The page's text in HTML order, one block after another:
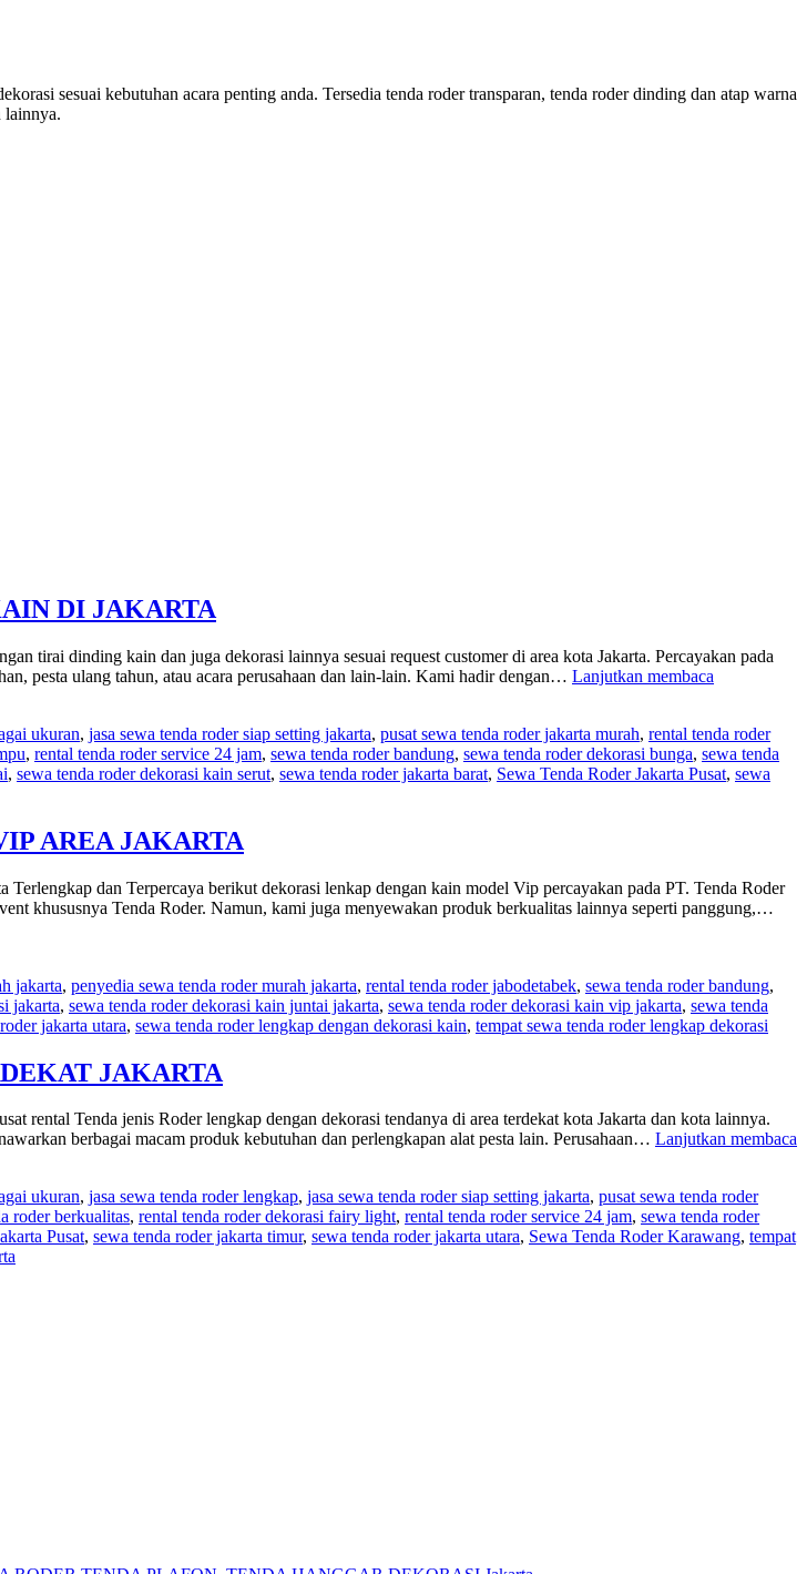
sesuai kebutuhan acara penting anda. Tersedia tenda roder transparan, tenda roder dinding dan atap warna
lainnya.
DI JAKARTA
tirai dinding kain dan juga dekorasi lainnya sesuai request customer di area kota Jakarta. Percayakan pada
pesta ulang tahun, atau acara perusahaan dan lain-lain. Kami hadir dengan… Lanjutkan membaca
LENGKAP
TIRAI
DINDING
ukuran, jasa sewa tenda roder siap setting jakarta, pusat sewa tenda roder jakarta murah, rental tenda roder
, rental tenda roder service 24 jam, sewa tenda roder bandung, sewa tenda roder dekorasi bunga, sewa tenda
, sewa tenda roder dekorasi kain serut, sewa tenda roder jakarta barat, Sewa Tenda Roder Jakarta Pusat, sewa
AREA JAKARTA
dan Terpercaya berikut dekorasi lenkap dengan kain model Vip percayakan pada PT. Tenda Roder
khususnya Tenda Roder. Namun, kami juga menyewakan produk berkualitas lainnya seperti panggung,…
jakarta, penyedia sewa tenda roder murah jakarta, rental tenda roder jabodetabek, sewa tenda roder bandung,
jakarta, sewa tenda roder dekorasi kain juntai jakarta, sewa tenda roder dekorasi kain vip jakarta, sewa tenda
jakarta utara, sewa tenda roder lengkap dengan dekorasi kain, tempat sewa tenda roder lengkap dekorasi
JAKARTA
rental Tenda jenis Roder lengkap dengan dekorasi tendanya di area terdekat kota Jakarta dan kota lainnya.
berbagai macam produk kebutuhan dan perlengkapan alat pesta lain. Perusahaan… Lanjutkan membaca
ukuran, jasa sewa tenda roder lengkap, jasa sewa tenda roder siap setting jakarta, pusat sewa tenda roder
roder berkualitas, rental tenda roder dekorasi fairy light, rental tenda roder service 24 jam, sewa tenda roder
Pusat, sewa tenda roder jakarta timur, sewa tenda roder jakarta utara, Sewa Tenda Roder Karawang, tempat